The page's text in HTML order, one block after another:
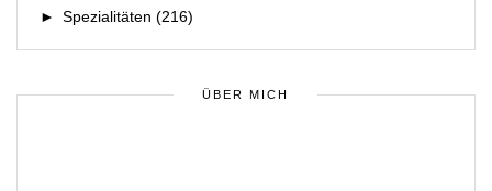
► Spezialitäten (216)
ÜBER MICH